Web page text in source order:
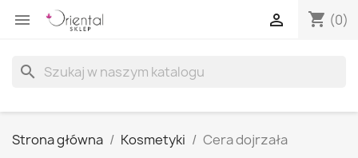
 shopping_cart (0)

search
Strona główna Kosmetyki Cera dojrzała